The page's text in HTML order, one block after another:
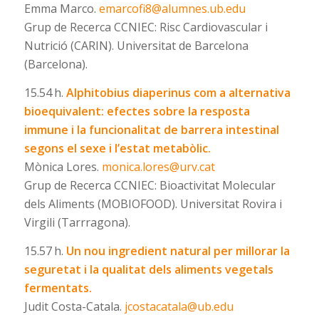
Emma Marco. emarcofi8@alumnes.ub.edu
Grup de Recerca CCNIEC: Risc Cardiovascular i
Nutrició (CARIN). Universitat de Barcelona
(Barcelona).
15.54 h. Alphitobius diaperinus com a alternativa
bioequivalent: efectes sobre la resposta
immune i la funcionalitat de barrera intestinal
segons el sexe i l’estat metabòlic.
Mònica Lores. monica.lores@urv.cat
Grup de Recerca CCNIEC: Bioactivitat Molecular
dels Aliments (MOBIOFOOD). Universitat Rovira i
Virgili (Tarrragona).
15.57 h. Un nou ingredient natural per millorar la
seguretat i la qualitat dels aliments vegetals
fermentats.
Judit Costa-Catala. jcostacatala@ub.edu